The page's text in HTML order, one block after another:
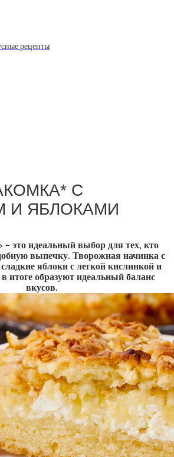
рецепты
С
И ЯБЛОКАМИ
это идеальный выбор для тех, кто
выпечку. Творожная начинка с
яблоки с легкой кислинкой и
итоге образуют идеальный баланс
вкусов.